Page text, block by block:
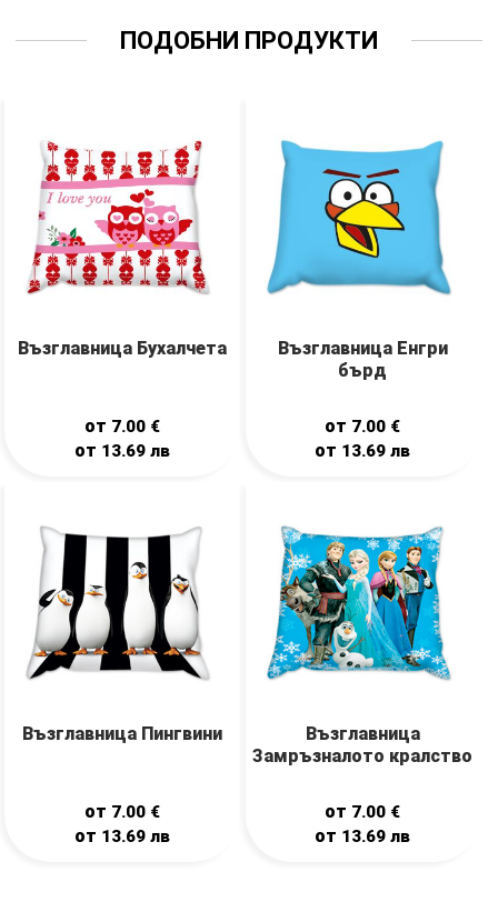
ПОДОБНИ ПРОДУКТИ
Възглавница Бухалчета
от 7.00 €
от 13.69 лв
Възглавница Енгри
бърд
от 7.00 €
от 13.69лв
Възглавница Пингвини
от 7.00 €
от 13.69 лв
Възглавница
Замръзналото кралство
от 7.00 €
от 13.69лв